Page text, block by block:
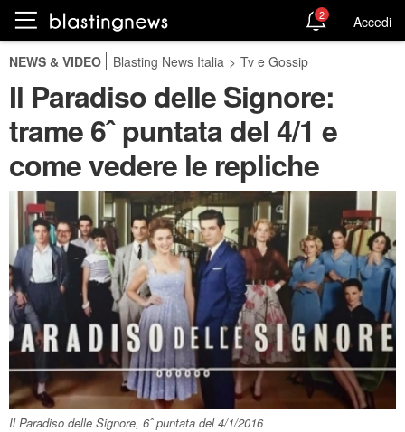
2 Accedi
NEWS & VIDEO Blasting News Italia > Tv e Gossip
Il Paradiso delle Signore:
trame 6ˆ puntata del 4/1 e
come vedere le repliche
Il Paradiso delle Signore, 6ˆ puntata del 4/1/2016